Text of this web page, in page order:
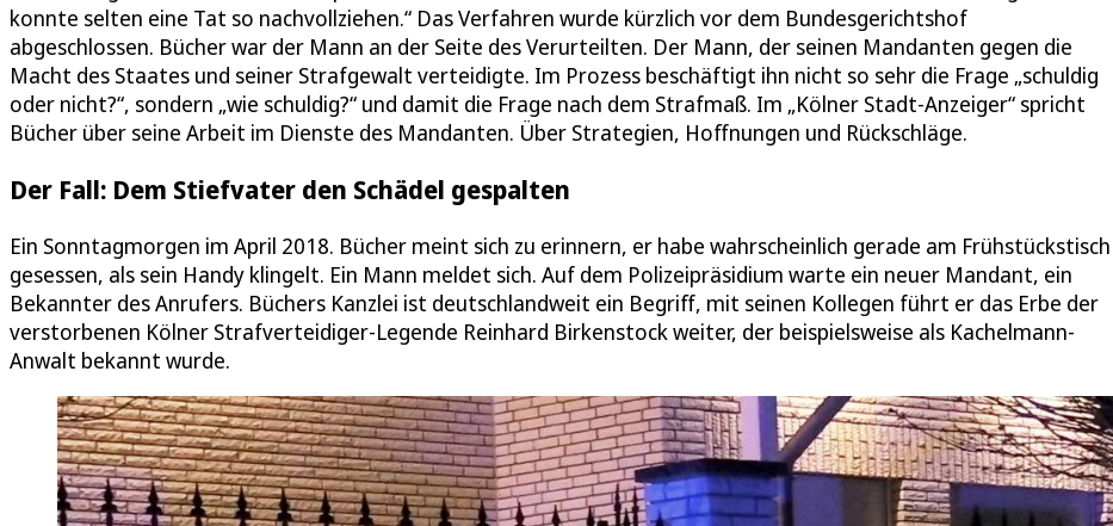
konnte selten eine Tat so nachvollziehen.“ Das Verfahren wurde kürzlich vor dem Bundesgerichtshof
abgeschlossen. Bücher war der Mann an der Seite des Verurteilten. Der Mann, der seinen Mandanten gegen die
Macht des Staates und seiner Strafgewalt verteidigte. Im Prozess beschäftigt ihn nicht so sehr die Frage „schuldig
oder nicht?“, sondern „wie schuldig?“ und damit die Frage nach dem Strafmaß. Im „Kölner Stadt-Anzeiger“ spricht
Bücher über seine Arbeit im Dienste des Mandanten. Über Strategien, Hoffnungen und Rückschläge.
Der Fall: Dem Stiefvater den Schädel gespalten
Ein Sonntagmorgen im April 2018. Bücher meint sich zu erinnern, er habe wahrscheinlich gerade am Frühstückstisch
gesessen, als sein Handy klingelt. Ein Mann meldet sich. Auf dem Polizeipräsidium warte ein neuer Mandant, ein
Bekannter des Anrufers. Büchers Kanzlei ist deutschlandweit ein Begriff, mit seinen Kollegen führt er das Erbe der
verstorbenen Kölner Strafverteidiger-Legende Reinhard Birkenstock weiter, der beispielsweise als Kachelmann-
Anwalt bekannt wurde.